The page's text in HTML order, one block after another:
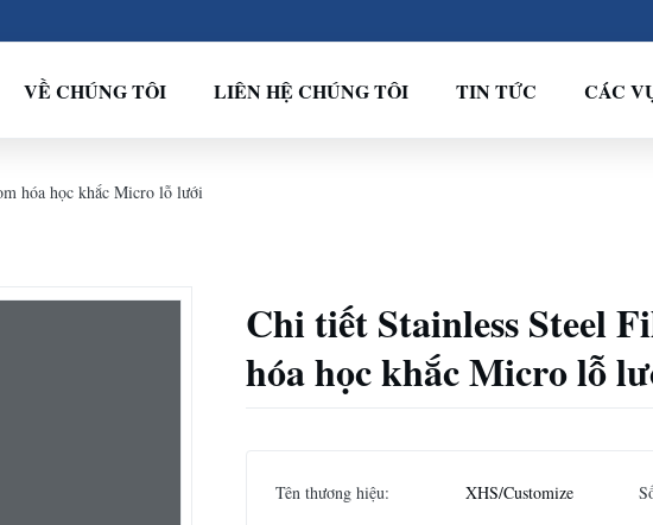
VỀ CHÚNG TÔI LIÊN HỆ CHÚNG TÔI TIN TỨC CÁC
hóa học khắc Micro lỗ lưới
Chi tiết Stainless Steel
hóa học khắc Micro lỗ
Tên thương hiệu: XHS/Customize